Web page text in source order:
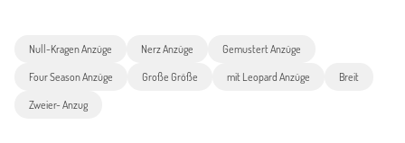
Null-Kragen Anzüge Nerz Anzüge Gemustert Anzüge
Four Season Anzüge Große Größe mit Leopard Anzüge Breit
Zweier- Anzug